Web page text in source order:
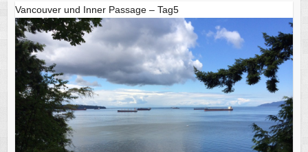
Vancouver und Inner Passage – Tag5